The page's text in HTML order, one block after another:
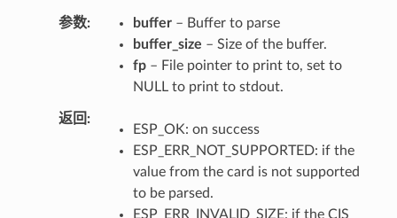
参数 buffer– Buffer to parse
buffer_size – Size of the buffer.
fp– File pointer to print to, set to
NULL to print to stdout.
返回
ESP_OK: on success
ESP_ERR_NOT_SUPPORTED: if the
value from the card is not supported
to be parsed.
ESP_ERR_INVALID_SIZE: if the CIS